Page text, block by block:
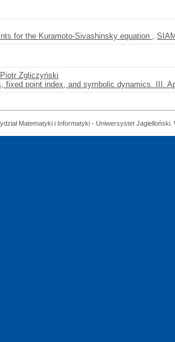
for the Kuramoto-Sivashinsky equation ,
Piotr Zgliczyński
fixed point index, and symbolic dynamics. III.
Matematyki i Informatyki - Uniwersystet